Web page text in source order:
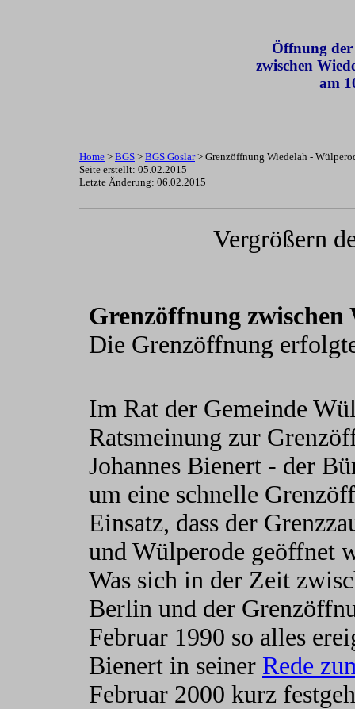
Öffnung der
zwischen
am
Home > BGS > BGS Goslar> Grenzöffnung Wiedelah -
Seite erstellt: 05.02.2015
Letzte Änderung: 06.02.2015
Vergrößern
Grenzöffnung
Die Grenzöffnung
Im Rat der Gemeinde
Ratsmeinung zur
Johannes Bienert - der
um eine schnelle
Einsatz, dass der
und Wülperode geöffnet
Was sich in der Zeit
Berlin und der
Februar 1990 so alles
Bienert in seiner Rede
Februar 2000 kurz